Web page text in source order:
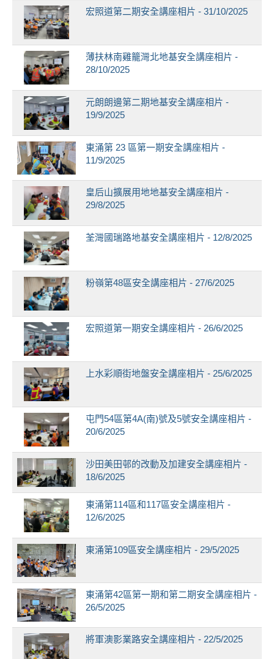
宏照道第二期安全講座相片 - 31/10/2025
薄扶林南雞籠灣北地基安全講座相片 -
28/10/2025
元朗朗邊第二期地基安全講座相片 -
19/9/2025
東涌第 23 區第一期安全講座相片 -
11/9/2025
皇后山擴展用地地基安全講座相片 -
29/8/2025
荃灣國瑞路地基安全講座相片 - 12/8/2025
粉嶺第48區安全講座相片 - 27/6/2025
宏照道第一期安全講座相片 - 26/6/2025
上水彩順街地盤安全講座相片 - 25/6/2025
屯門54區第4A(南)號及5號安全講座相片 -
20/6/2025
沙田美田邨的改動及加建安全講座相片 -
18/6/2025
東涌第114區和117區安全講座相片 -
12/6/2025
東涌第109區安全講座相片 - 29/5/2025
東涌第42區第一期和第二期安全講座相片 -
26/5/2025
將軍澳影業路安全講座相片 - 22/5/2025